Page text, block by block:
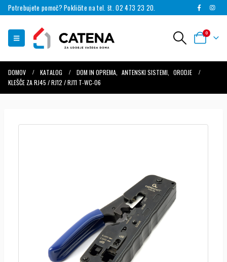
Potrebujete pomoč? Pokličite na tel. št. 02 473 23 20.
0
DOMOV KATALOG DOM IN OPREMA ANTENSKI SISTEMI
ORODJE
KLEŠČE ZA RJ45 / RJ12 / RJ11 T-WC-06